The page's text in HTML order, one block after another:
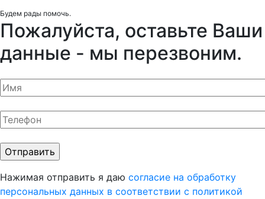
Будем рады помочь.
Пожалуйста, оставьте Ваши
данные - мы перезвоним.
Нажимая отправить я даю согласие на обработку
персональных данных в соответствии с политикой